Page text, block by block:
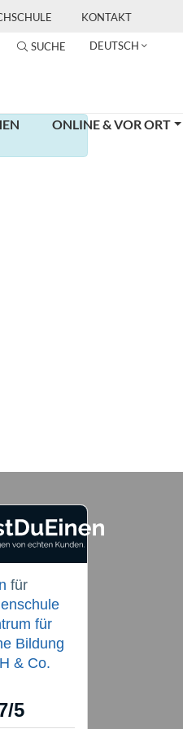
KONTAKT
SUCHE DEUTSCH
ONLINE & VOR ORT
für
für
Bildung
& Co.
/5